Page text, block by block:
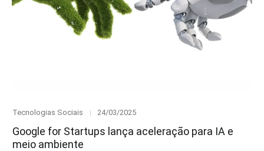
Category
Tecnologias Sociais
Posted
24/03/2025
Google for Startups lança aceleração para IA e
meio ambiente